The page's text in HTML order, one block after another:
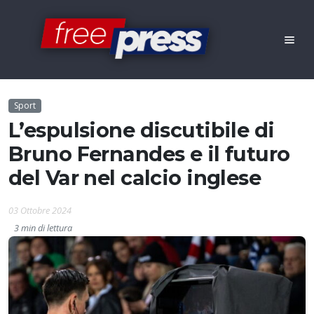
Sport
L’espulsione discutibile di
Bruno Fernandes e il futuro
del Var nel calcio inglese
03 Ottobre 2024
3 min di lettura